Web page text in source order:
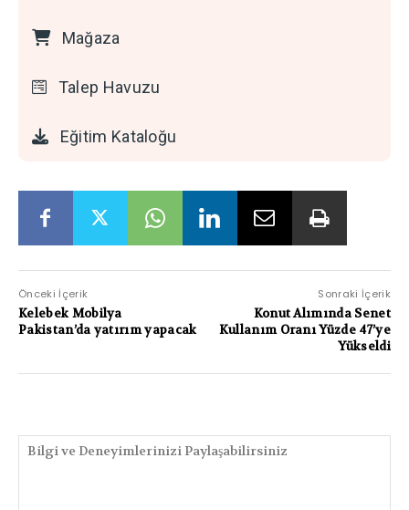
Mağaza
Talep Havuzu
Eğitim Kataloğu
Önceki İçerik
Kelebek Mobilya
Pakistan’da yatırım yapacak
Sonraki İçerik
Konut Alımında Senet
Kullanım Oranı Yüzde 47’ye
Yükseldi